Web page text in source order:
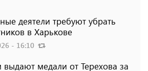
деятели требуют убрать
в Харькове
- 16:10
медали от Терехова за